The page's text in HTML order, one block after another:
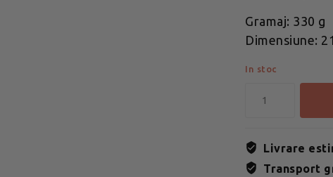
Gramaj: 330 g
Dimensiune:
In stoc
Livrare
Transport